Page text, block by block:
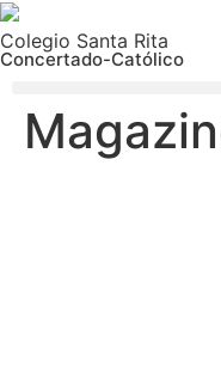
Colegio Santa Rita
Concertado-Católico